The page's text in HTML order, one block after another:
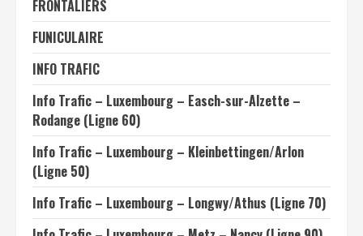
FRONTALIERS
FUNICULAIRE
INFO TRAFIC
Info Trafic – Luxembourg – Easch-sur-Alzette –
Rodange (Ligne 60)
Info Trafic – Luxembourg – Kleinbettingen/Arlon
(Ligne 50)
Info Trafic – Luxembourg – Longwy/Athus (Ligne 70)